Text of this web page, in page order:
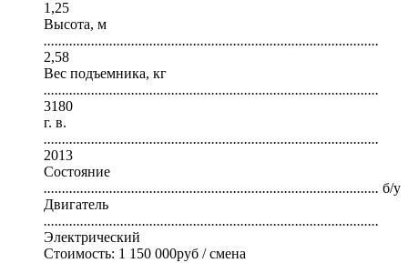
1,25
Высота, м
............................................................................................
2,58
Вес подъемника, кг
............................................................................................
3180
г. в.
............................................................................................
2013
Состояние
............................................................................................ б/у
Двигатель
............................................................................................
Электрический
Стоимость: 1 150 000руб / смена